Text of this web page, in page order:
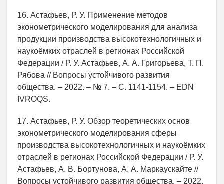
16. Астафьев, Р. У. Применение методов
эконометрического моделирования для анализа
продукции производства высокотехнологичных и
наукоёмких отраслей в регионах Российской
Федерации / Р. У. Астафьев, А. А. Григорьева, Т. П.
Рябова // Вопросы устойчивого развития
общества. – 2022. – № 7. – С. 1141-1154. – EDN
IVROQS.
17. Астафьев, Р. У. Обзор теоретических основ
эконометрического моделирования сферы
производства высокотехнологичных и наукоёмких
отраслей в регионах Российской Федерации / Р. У.
Астафьев, А. В. Бортунова, А. А. Маркаускайте //
Вопросы устойчивого развития общества. – 2022.